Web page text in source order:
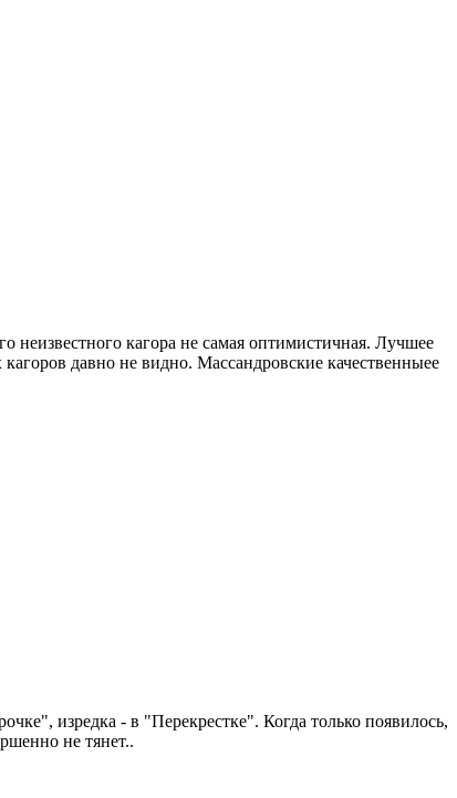
неизвестного кагора не самая оптимистичная. Лучшее
давно не видно. Массандровские качественныее
изредка - в "Перекрестке". Когда только появилось,
не тянет..